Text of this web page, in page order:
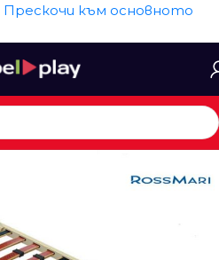
Прескочи към основното